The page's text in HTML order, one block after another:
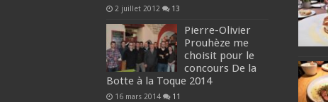
2 juillet 2012 13
Pierre-Olivier
Prouhèze me
choisit pour le
concours De la
Botte à la Toque 2014
16 mars 2014 11